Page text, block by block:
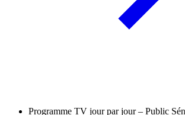
Programme TV jour par jour – Public